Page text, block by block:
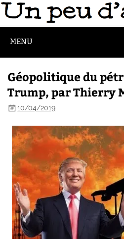
MENU
Géopolitique du
Trump, par Thierry
10/04/2019